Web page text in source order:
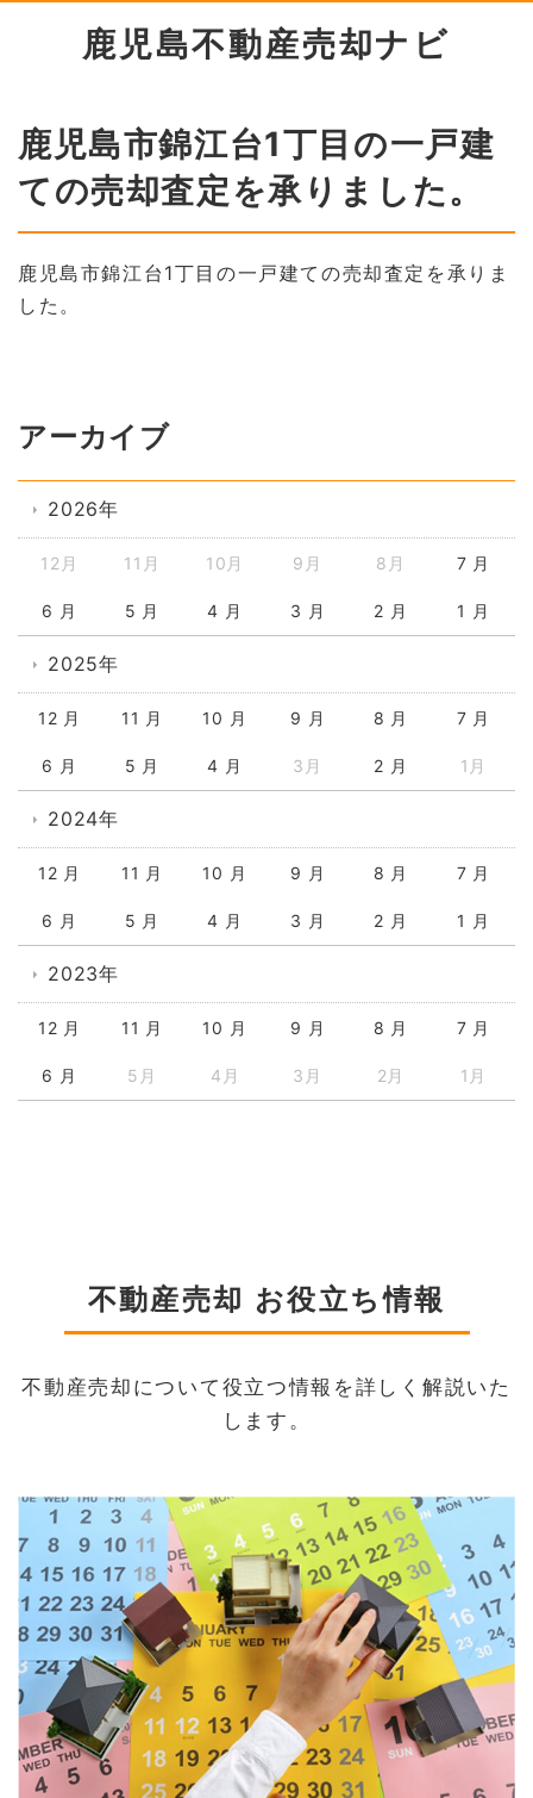
鹿児島不動産売却ナビ
鹿児島市錦江台1丁目の一戸建
ての売却査定を承りました。
鹿児島市錦江台1丁目の一戸建ての売却査定を承りま
した。
アーカイブ
2026年
12月 11月 10月 9月 8月 7 月
6 月 5 月 4 月 3 月 2 月 1 月
2025年
12 月 11 月 10 月 9 月 8 月 7 月
6 月 5 月 4 月 3月 2 月 1月
2024年
12 月 11 月 10 月 9 月 8 月 7 月
6 月 5 月 4 月 3 月 2 月 1 月
2023年
12 月 11 月 10 月 9 月 8 月 7 月
6 月 5月 4月 3月 2月 1月
不動産売却 お役立ち情報
不動産売却について役立つ情報を詳しく解説いた
します。